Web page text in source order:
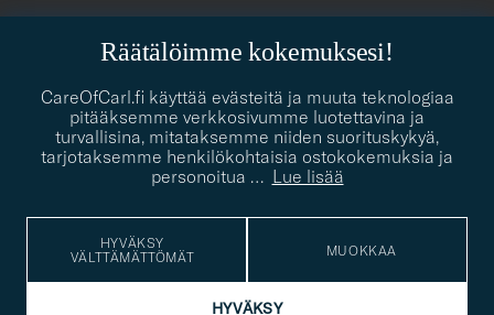
Räätälöimme kokemuksesi!
CareOfCarl.fi käyttää evästeitä ja muuta teknologiaa
pitääksemme verkkosivumme luotettavina ja
turvallisina, mitataksemme niiden suorituskykyä,
tarjotaksemme henkilökohtaisia ostokokemuksia ja
personoitua … Lue lisää
HYVÄKSY
VÄLTTÄMÄTTÖMÄT
MUOKKAA
HYVÄKSY
contact@careofcarl.com
PUKEUTUMISNEUVONTA
Kaipaatko apua oman tyylisi löytämiseen? Me autamme sinua
mielellämme!
PUKEUTUMISNEUVONTA
© Care of Carl 2026